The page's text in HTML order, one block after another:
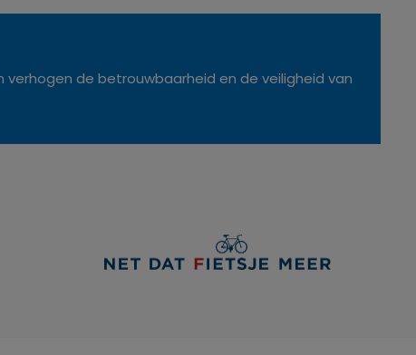
de betrouwbaarheid en de veiligheid van